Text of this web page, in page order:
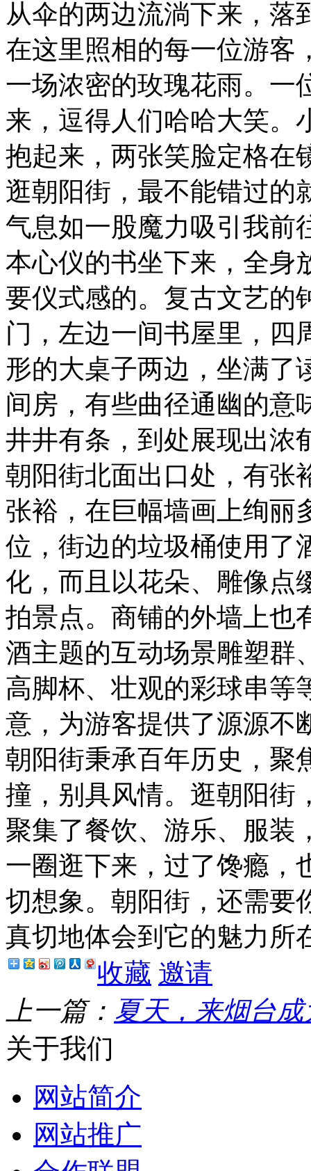
从伞的两边流淌下来，落
在这里照相的每一位游客
一场浓密的玫瑰花雨。一
来，逗得人们哈哈大笑。
抱起来，两张笑脸定格在
逛朝阳街，最不能错过的
气息如一股魔力吸引我前
本心仪的书坐下来，全身
要仪式感的。复古文艺的
门，左边一间书屋里，四
形的大桌子两边，坐满了
间房，有些曲径通幽的意
井井有条，到处展现出浓
朝阳街北面出口处，有张
张裕，在巨幅墙画上绚丽
位，街边的垃圾桶使用了
化，而且以花朵、雕像点
拍景点。商铺的外墙上也
酒主题的互动场景雕塑群
高脚杯、壮观的彩球串等
意，为游客提供了源源不
朝阳街秉承百年历史，聚
撞，别具风情。逛朝阳街
聚集了餐饮、游乐、服装
一圈逛下来，过了馋瘾，
切想象。朝阳街，还需要
真切地体会到它的魅力所
收藏 邀请
上一篇： 夏天，来烟台
关于我们
网站简介
网站推广